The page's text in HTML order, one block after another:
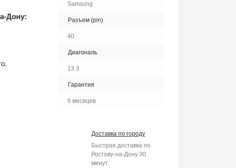
Дону:
Samsung
Разъем (pin)
40
Диагональ
13.3
Гарантия
6 месяцев
Доставка по городу
Быстрая доставка по
Ростову-на-Дону 30
минут.